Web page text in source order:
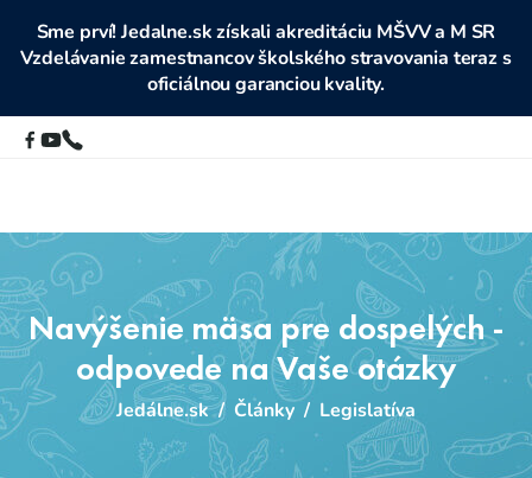
Sme prví! Jedalne.sk získali akreditáciu MŠVV a M SR
Vzdelávanie zamestnancov školského stravovania teraz s
oficiálnou garanciou kvality.
Navýšenie mäsa pre dospelých -
odpovede na Vaše otázky
Jedálne.sk / Články / Legislatíva